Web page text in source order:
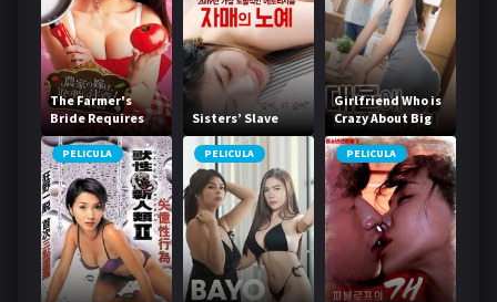
The Farmer's
Bride Requires
Care! Part 1:
Angel Descends
Sisters’ Slave
Girlfriend Who is
Crazy About Big
Things
PELICULA PELICULA PELICULA